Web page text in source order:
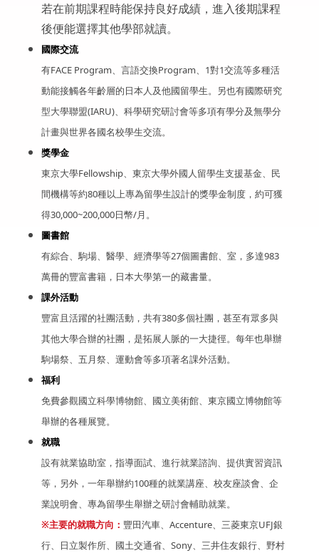
若在前期課程時能保持良好成績，進入後期課程
後便能選擇其他學部就讀。
國際交流
有FACE Program、言語交換Program、1對1交流等多種活
動能接觸各年齡層的日本人及他國留學生。另也有國際研究
型大學聯盟(IARU)、科學研究研討會等多項有學分及無學分
計畫與世界各國名校學生交流。
獎學金
東京大學Fellowship、東京大學外國人留學生支援基金、民
間機構等約80種以上專為留學生設計的獎學金制度，約可獲
得30,000~200,000日幣/月。
圖書館
有綜合、駒場、醫學、經濟學等27個圖書館、室，多達983
萬冊的豐富書籍，日本大學第一的藏書量。
課外活動
豐富且活躍的社團活動，共有380多個社團，甚至有眾多與
其他大學合辦的社團，是拓展人脈的一大捷徑。每年也舉辦
駒場祭、五月祭、運動會等多項著名課外活動。
福利
免費參觀國立科學博物館、國立美術館、東京國立博物館等
舉辦的各種展覽。
就職
設有就業協助室，指導面試、進行就業諮詢、提供實習資訊
等，另外，一年舉辦約100種的就業講座、校友座談會、企
業說明會、專為留學生舉辦之研討會輔助就業。
※主要的就職方向： 豐田汽車、Accenture、三菱東京UFJ銀
行、日立製作所、國土交通省、Sony、三井住友銀行、野村